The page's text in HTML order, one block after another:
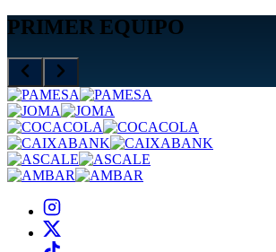
PRIMER EQUIPO